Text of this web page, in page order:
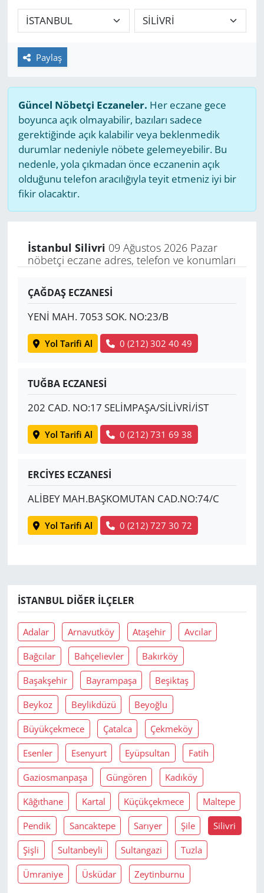
Paylaş
Güncel Nöbetçi Eczaneler. Her eczane gece
boyunca açık olmayabilir, bazıları sadece
gerektiğinde açık kalabilir veya beklenmedik
durumlar nedeniyle nöbete gelemeyebilir. Bu
nedenle, yola çıkmadan önce eczanenin açık
olduğunu telefon aracılığıyla teyit etmeniz iyi bir
fikir olacaktır.
İstanbul Silivri 09 Ağustos 2026 Pazar
nöbetçi eczane adres, telefon ve konumları
ÇAĞDAŞ ECZANESİ
YENİ MAH. 7053 SOK. NO:23/B
Yol Tarifi Al 0 (212) 302 40 49
TUĞBA ECZANESİ
202 CAD. NO:17 SELİMPAŞA/SİLİVRİ/İST
Yol Tarifi Al 0 (212) 731 69 38
ERCİYES ECZANESİ
ALİBEY MAH.BAŞKOMUTAN CAD.NO:74/C
Yol Tarifi Al 0 (212) 727 30 72
İSTANBUL DIĞER İLÇELER
Adalar Arnavutköy Ataşehir Avcılar
Bağcılar Bahçelievler Bakırköy
Başakşehir Bayrampaşa Beşiktaş
Beykoz Beylikdüzü Beyoğlu
Büyükçekmece Çatalca Çekmeköy
Esenler Esenyurt Eyüpsultan Fatih
Gaziosmanpaşa Güngören Kadıköy
Kâğıthane Kartal Küçükçekmece Maltepe
Pendik Sancaktepe Sarıyer Şile Silivri
Şişli Sultanbeyli Sultangazi Tuzla
Ümraniye Üsküdar Zeytinburnu
GÜNDEM
HABERDE İNSAN
MAGAZİN
POLİTİKA
RESMİ İLANLAR
SAĞLIK
SPOR
Yerel